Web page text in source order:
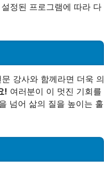
정된 프로그램에 따라 다
강사와 함께라면 더욱 의
! 여러분이 이 멋진 기회를
넘어 삶의 질을 높이는 훌